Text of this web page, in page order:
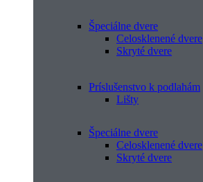
Špeciálne dvere
Celosklenené dvere
Skryté dvere
Príslušenstvo k podlahám
Lišty
Špeciálne dvere
Celosklenené dvere
Skryté dvere